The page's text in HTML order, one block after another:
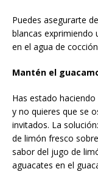
Puedes asegurarte
blancas exprimiendo
en el agua de
Mantén el
Has estado
y no quieres que se
invitados. La
de limón fresco
sabor del jugo de
aguacates en el